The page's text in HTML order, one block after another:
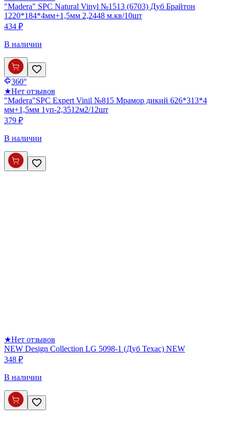
"Madera" SPC Natural Vinyl №1513 (6703) Дуб Брайтон
1220*184*4мм+1,5мм 2,2448 м.кв/10шт
434 ₽
В наличии
360°
★Нет отзывов
"Madera"SPC Expert Vinil №815 Мрамор дикий 626*313*4
мм+1,5мм 1уп-2,3512м2/12шт
379 ₽
В наличии
★Нет отзывов
NEW Design Collection LG 5098-1 (Дуб Техас) NEW
348 ₽
В наличии